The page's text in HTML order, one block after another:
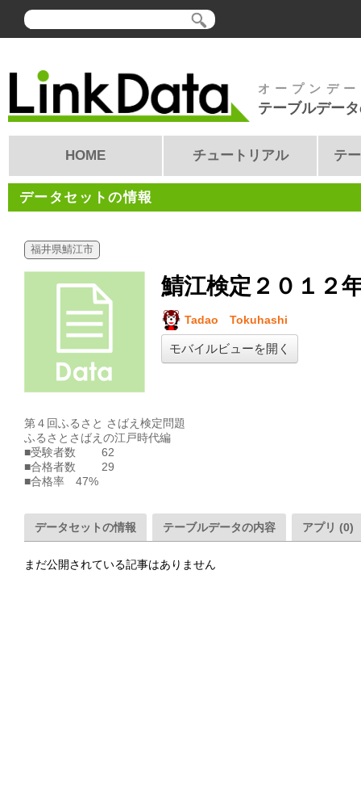
オープンデ
テーブルデー
HOME チュートリアル テ
データセットの情報
福井県鯖江市
鯖江検定２０１２
Tadao Tokuhashi
モバイルビューを開く
第４回ふるさと さばえ検定問題
ふるさとさばえの江戸時代編
■受験者数	62
■合格者数	29
データセットの情報 テーブルデータの内容 アプリ (0)
まだ公開されている記事はありません